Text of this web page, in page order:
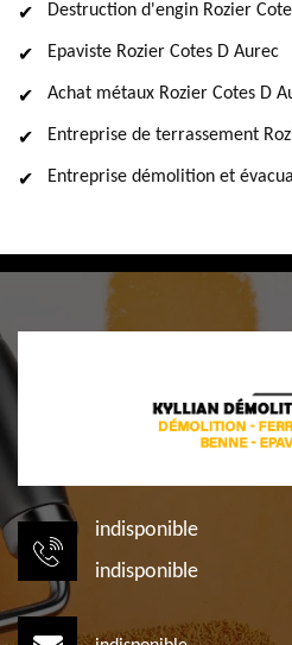
Destruction d'engin Rozier
Epaviste Rozier Cotes D Aurec
Achat métaux Rozier Cotes D
Entreprise de terrassement
Entreprise démolition et
indisponible
indisponible